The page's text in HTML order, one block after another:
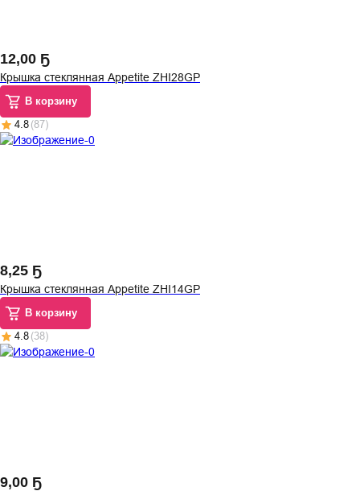
12,00 Ҕ
Крышка стеклянная Appetite ZHI28GP
В корзину
4.8 (87)
8,25 Ҕ
Крышка стеклянная Appetite ZHI14GP
В корзину
4.8 (38)
9,00 Ҕ